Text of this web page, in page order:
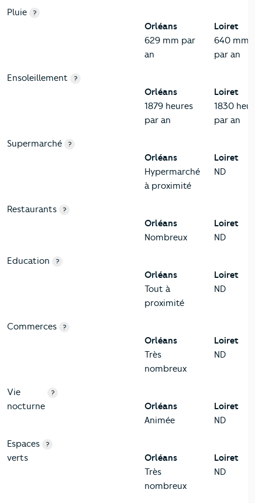
Pluie ?
Orléans
629 mm par
an
Loiret
640 mm
par an
Ensoleillement ?
Orléans
1879 heures
par an
Loiret
1830
par an
Supermarché ?
Orléans
Hypermarché
à proximité
Loiret
ND
Restaurants ?
Orléans
Nombreux
Loiret
ND
Education ?
Orléans
Tout à
proximité
Loiret
ND
Commerces ?
Orléans
Très
nombreux
Loiret
ND
Vie
nocturne
?
Orléans
Animée
Loiret
ND
Espaces
verts
?
Orléans
Très
nombreux
Loiret
ND